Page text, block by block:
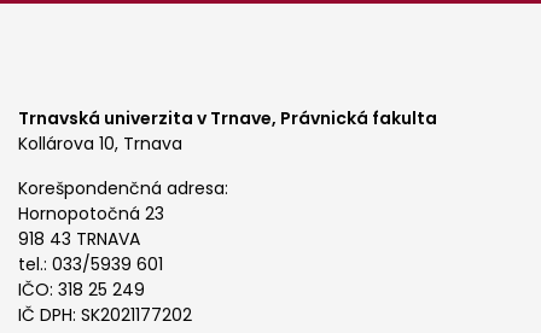
Trnavská univerzita v Trnave, Právnická fakulta
Kollárova 10, Trnava
Korešpondenčná adresa:
Hornopotočná 23
918 43 TRNAVA
tel.: 033/5939 601
IČO: 318 25 249
IČ DPH: SK2021177202